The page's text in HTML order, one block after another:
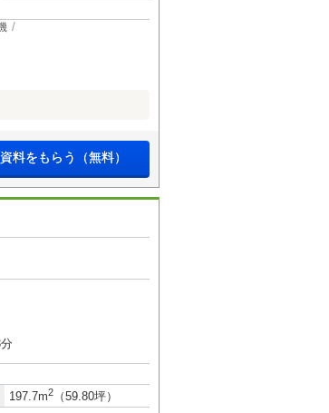
資料をもらう（無料）
197.7m2
（59.80坪）